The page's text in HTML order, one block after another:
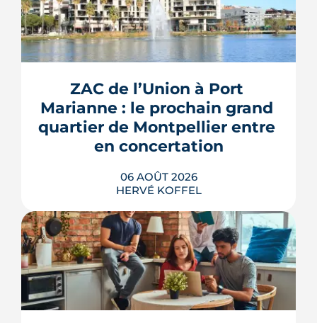
ZAC de l’Union à Port
Marianne : le prochain grand
quartier de Montpellier entre
en concertation
06 AOÛT 2026
HERVÉ KOFFEL
Montpellier prépare la dernière grande
pièce de Port Marianne. La ZAC de
l'Union, entrée dans une nouvelle